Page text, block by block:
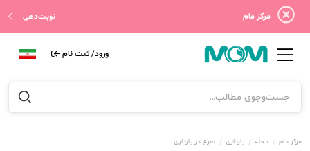
مرکز مام نوبت‌دهی
ورود/ ثبت نام
مرکز مام مجله بارداری صرع در بارداری